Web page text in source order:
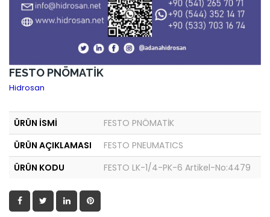
FESTO PNÖMATİK
Hidrosan
ÜRÜN İSMİ
FESTO PNÖMATİK
ÜRÜN AÇIKLAMASI
FESTO PNEUMATICS
ÜRÜN KODU
FESTO LK-1/4-PK-6 Artikel-No:4479